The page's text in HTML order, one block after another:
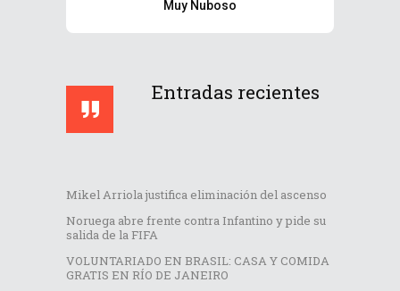
Muy Nuboso
Entradas recientes
Mikel Arriola justifica eliminación del ascenso
Noruega abre frente contra Infantino y pide su
salida de la FIFA
VOLUNTARIADO EN BRASIL: CASA Y COMIDA
GRATIS EN RÍO DE JANEIRO